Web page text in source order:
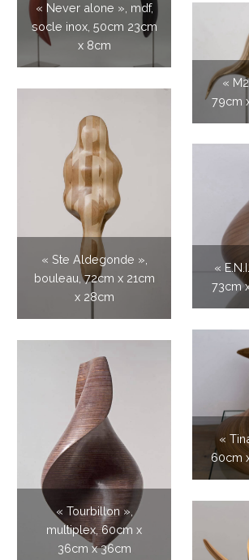
«
79cm
«
73cm
«
60cm
« Never alone », mdf,
socle inox, 50cm 23cm
x 8cm
« Ste Aldegonde »,
bouleau, 72cm x 21cm
x 28cm
« Tourbillon »,
multiplex, 60cm x
36cm x 36cm